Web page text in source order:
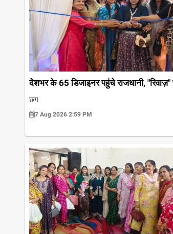
देशभर के 65 डिजाइनर पहुंचे राजधानी, "रिवाज़"
छग
7 Aug 2026 2:59 PM